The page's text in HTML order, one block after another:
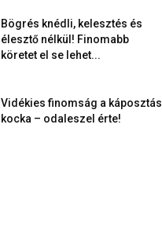
Bögrés knédli, kelesztés és
élesztő nélkül! Finomabb
köretet el se lehet...
Vidékies finomság a káposztás
kocka – odaleszel érte!